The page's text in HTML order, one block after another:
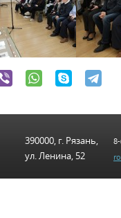
390000, г. Рязань,
ул. Ленина, 52